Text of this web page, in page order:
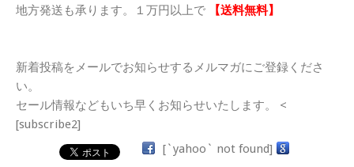
地方発送も承ります。１万円以上で
【送料無料】
新着投稿をメールでお知らせするメルマガにご登録くださ
い。
セール情報などもいち早くお知らせいたします。 <
[subscribe2]
[`yahoo` not found]